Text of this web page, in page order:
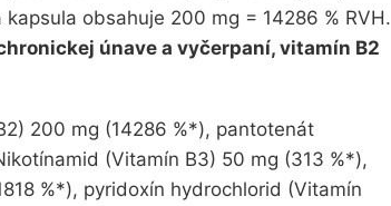
obsahuje 200 mg = 14286 % RVH.
únave a vyčerpaní, vitamín B2
200 mg (14286 %*), pantotenát
(Vitamín B3) 50 mg (313 %*),
%*), pyridoxín hydrochlorid (Vitamín